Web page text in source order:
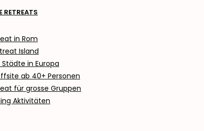
in Rom
Island
in Europa
ab 40+ Personen
für grosse Gruppen
Aktivitäten